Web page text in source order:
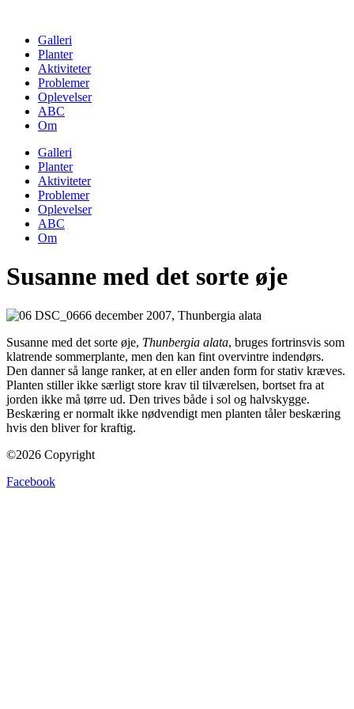
contentGalleri
Planter
Aktiviteter
Problemer
Oplevelser
ABC
Om
Galleri
Planter
Aktiviteter
Problemer
Oplevelser
ABC
Om
Susanne med det sorte øje
Susanne med det sorte øje, Thunbergia alata, bruges fortrinsvis som
klatrende sommerplante, men den kan fint overvintre indendørs.
Den danner så lange ranker, at en eller anden form for stativ kræves.
Planten stiller ikke særligt store krav til tilværelsen, bortset fra at
jorden ikke må tørre ud. Den trives både i sol og halvskygge.
Beskæring er normalt ikke nødvendigt men planten tåler beskæring
hvis den bliver for kraftig.
©2026 Copyright
Facebook